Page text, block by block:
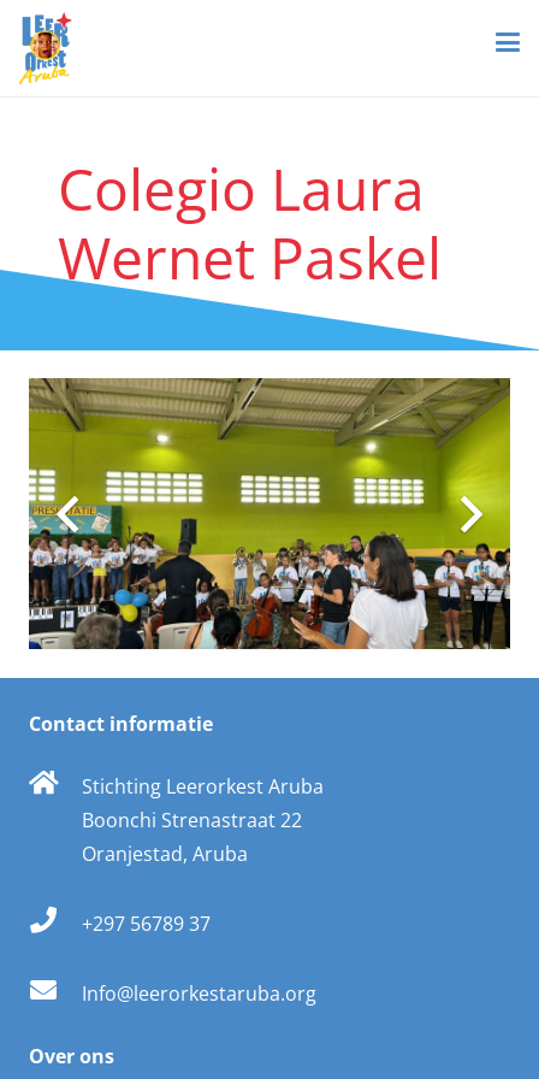
Colegio Laura
Wernet Paskel
Contact informatie
Stichting Leerorkest Aruba
Boonchi Strenastraat 22
Oranjestad, Aruba
+297 56789 37
Info@leerorkestaruba.org
Over ons